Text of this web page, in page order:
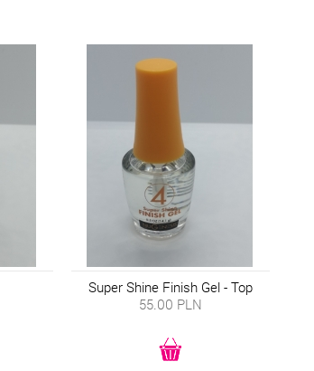
Super Shine Finish Gel - Top
55.00 PLN